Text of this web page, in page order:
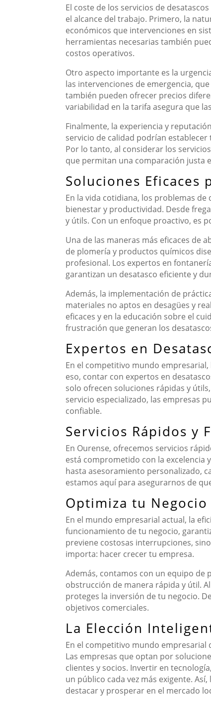
El coste de los servicios de
el alcance del trabajo. Primero, la
económicos que intervenciones en
herramientas necesarias también
costos operativos.
Otro aspecto importante es la
las intervenciones de emergencia,
también pueden ofrecer precios
variabilidad en la tarifa asegura que
Finalmente, la experiencia y
servicio de calidad podrían
Por lo tanto, al considerar los
que permitan una comparación justa
Soluciones Eficaces
En la vida cotidiana, los problemas
bienestar y productividad. Desde
y útils. Con un enfoque proactivo, es
Una de las maneras más eficaces de
de plomería y productos químicos
profesional. Los expertos en
garantizan un desatasco eficiente y
Además, la implementación de
materiales no aptos en desagües y
eficaces y en la educación sobre el
frustración que generan los
Expertos en
En el competitivo mundo
eso, contar con expertos en
solo ofrecen soluciones rápidas y
servicio especializado, las empresas
confiable.
Servicios Rápidos y
En Ourense, ofrecemos servicios
está comprometido con la excelencia
hasta asesoramiento personalizado,
estamos aquí para asegurarnos de
Optimiza tu
En el mundo empresarial actual, la
funcionamiento de tu negocio,
previene costosas interrupciones,
importa: hacer crecer tu empresa.
Además, contamos con un equipo
obstrucción de manera rápida y útil.
proteges la inversión de tu negocio.
objetivos comerciales.
La Elección
En el competitivo mundo empresarial
Las empresas que optan por
clientes y socios. Invertir en
un público cada vez más exigente.
destacar y prosperar en el mercado